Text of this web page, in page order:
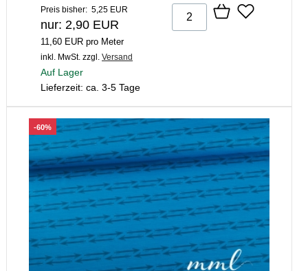
Preis bisher: 5,25 EUR
nur: 2,90 EUR
11,60 EUR pro Meter
inkl. MwSt. zzgl. Versand
Auf Lager
Lieferzeit: ca. 3-5 Tage
-60%